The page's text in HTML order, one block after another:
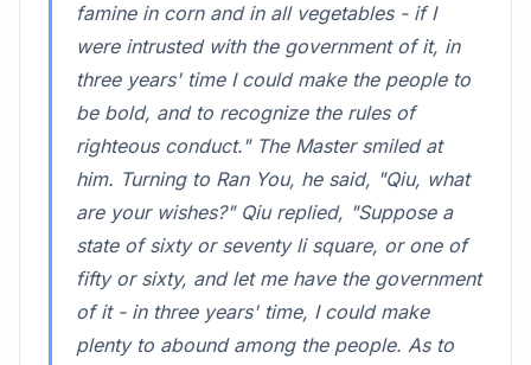
famine in corn and in all vegetables - if I
were intrusted with the government of it, in
three years' time I could make the people to
be bold, and to recognize the rules of
righteous conduct." The Master smiled at
him. Turning to Ran You, he said, "Qiu, what
are your wishes?" Qiu replied, "Suppose a
state of sixty or seventy li square, or one of
fifty or sixty, and let me have the government
of it - in three years' time, I could make
plenty to abound among the people. As to